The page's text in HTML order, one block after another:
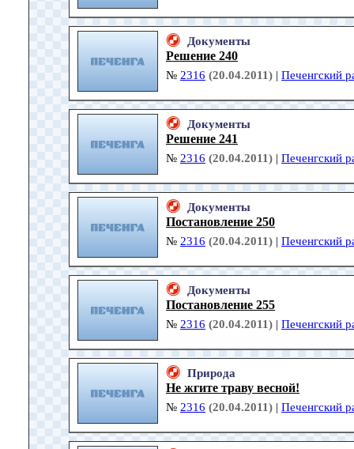
Документы
Решение 240
№ 2316 (20.04.2011) | Печенгский
Документы
Решение 241
№ 2316 (20.04.2011) | Печенгский
Документы
Постановление 250
№ 2316 (20.04.2011) | Печенгский
Документы
Постановление 255
№ 2316 (20.04.2011) | Печенгский
Природа
Не жгите траву весной!
№ 2316 (20.04.2011) | Печенгский